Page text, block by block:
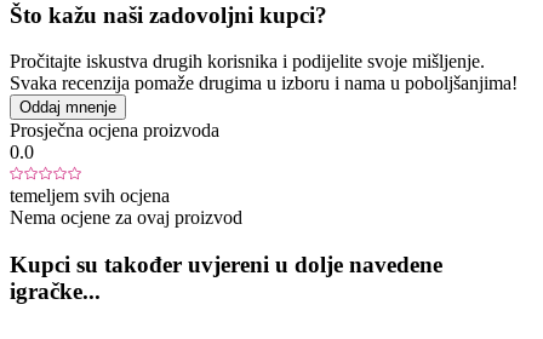
Što kažu naši zadovoljni kupci?
Pročitajte iskustva drugih korisnika i podijelite svoje mišljenje.
Svaka recenzija pomaže drugima u izboru i nama u poboljšanjima!
Oddaj mnenje
Prosječna ocjena proizvoda
0.0
temeljem svih ocjena
Nema ocjene za ovaj proizvod
Kupci su također uvjereni u dolje navedene
igračke...